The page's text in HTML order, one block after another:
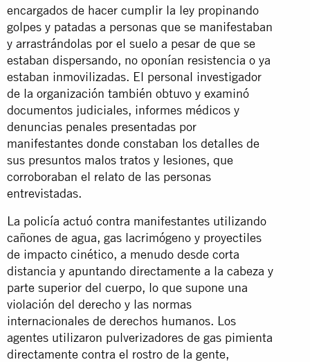
encargados de hacer cumplir la ley propinando
golpes y patadas a personas que se manifestaban
y arrastrándolas por el suelo a pesar de que se
estaban dispersando, no oponían resistencia o ya
estaban inmovilizadas. El personal investigador
de la organización también obtuvo y examinó
documentos judiciales, informes médicos y
denuncias penales presentadas por
manifestantes donde constaban los detalles de
sus presuntos malos tratos y lesiones, que
corroboraban el relato de las personas
entrevistadas.
La policía actuó contra manifestantes utilizando
cañones de agua, gas lacrimógeno y proyectiles
de impacto cinético, a menudo desde corta
distancia y apuntando directamente a la cabeza y
parte superior del cuerpo, lo que supone una
violación del derecho y las normas
internacionales de derechos humanos. Los
agentes utilizaron pulverizadores de gas pimienta
directamente contra el rostro de la gente,